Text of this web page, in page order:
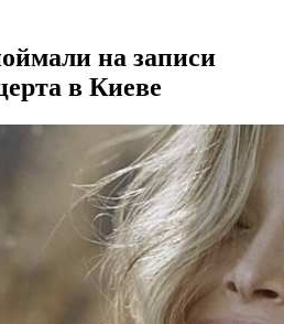
на записи
в Киеве